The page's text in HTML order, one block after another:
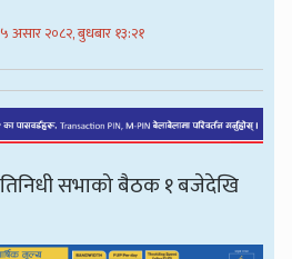
असार २०८२, बुधबार १३:२१
सभाको बैठक १ बजेदेखि